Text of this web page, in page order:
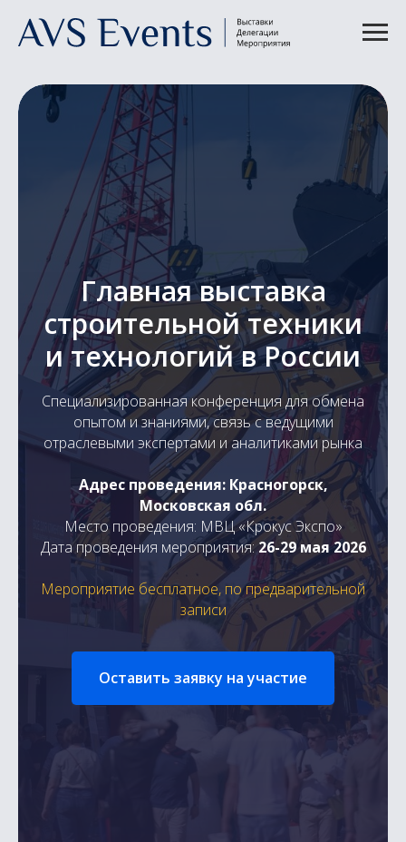
Главная выставка
строительной техники
и технологий в России
Специализированная конференция для обмена
опытом и знаниями, связь с ведущими
отраслевыми экспертами и аналитиками рынка
Адрес проведения: Красногорск,
Московская обл.
Место проведения: МВЦ «Крокус Экспо»
Дата проведения мероприятия:26-29 мая 2026
Мероприятие бесплатное, по предварительной
записи
Оставить заявку на участие